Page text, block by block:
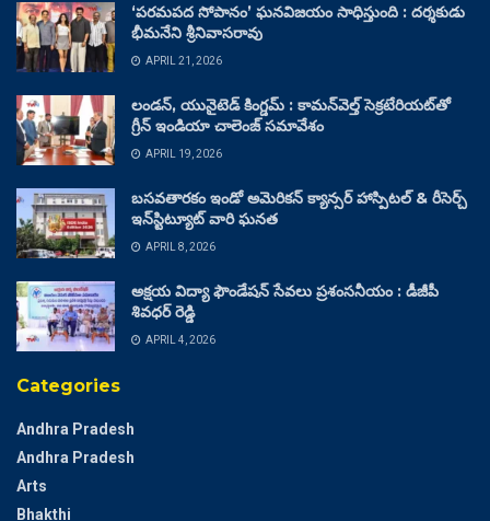
‘పరమపద సోపానం’ ఘనవిజయం సాధిస్తుంది : దర్శకుడు
భీమనేని శ్రీనివాసరావు
APRIL 21, 2026
లండన్, యునైటెడ్ కింగ్డమ్ : కామన్‌వెల్త్ సెక్రటేరియట్‌తో
గ్రీన్ ఇండియా చాలెంజ్ సమావేశం
APRIL 19, 2026
బసవతారకం ఇండో అమెరికన్ క్యాన్సర్ హాస్పిటల్ & రీసెర్చ్
ఇన్‌స్టిట్యూట్ వారి ఘనత
APRIL 8, 2026
అక్షయ విద్యా ఫౌండేషన్ సేవలు ప్రశంసనీయం : డీజీపీ
శివధర్ రెడ్డి
APRIL 4, 2026
Categories
Andhra Pradesh
Andhra Pradesh
Arts
Bhakthi